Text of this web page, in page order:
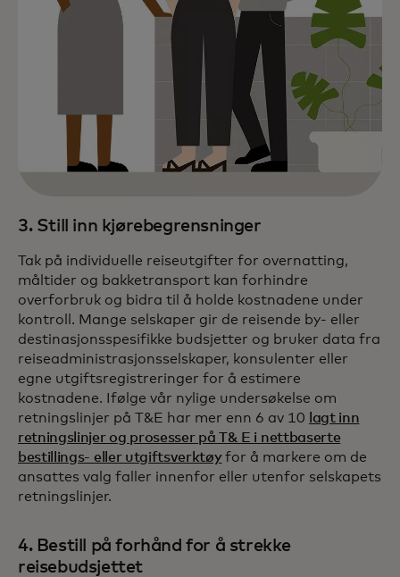
3. Still inn kjørebegrensninger
Tak på individuelle reiseutgifter for overnatting,
måltider og bakketransport kan forhindre
overforbruk og bidra til å holde kostnadene under
kontroll. Mange selskaper gir de reisende by- eller
destinasjonsspesifikke budsjetter og bruker data fra
reiseadministrasjonsselskaper, konsulenter eller
egne utgiftsregistreringer for å estimere
kostnadene. Ifølge vår nylige undersøkelse om
retningslinjer på T&E har mer enn 6 av 10
lagt inn
retningslinjer og prosesser på T& E i nettbaserte
bestillings- eller utgiftsverktøyfor å markere om de
ansattes valg faller innenfor eller utenfor selskapets
retningslinjer.
4. Bestill på forhånd for å strekke
reisebudsjettet